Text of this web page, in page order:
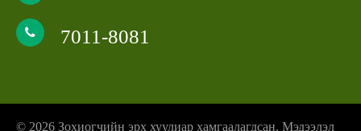
7011-8081
© 2026 Зохиогчийн эрх хуулиар хамгаалагдсан. Мэдээлэл